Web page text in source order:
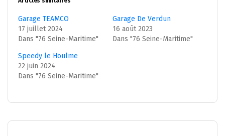
Garage TEAMCO
17 juillet 2024
Dans "76 Seine-Maritime"
Garage De Verdun
16 août 2023
Dans "76 Seine-Maritime"
Speedy le Houlme
22 juin 2024
Dans "76 Seine-Maritime"